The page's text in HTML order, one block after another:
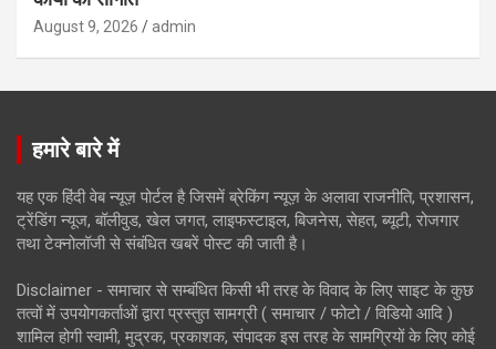
August 9, 2026 admin
हमारे बारे में
यह एक हिंदी वेब न्यूज़ पोर्टल है जिसमें ब्रेकिंग न्यूज़ के अलावा राजनीति, प्रशासन,
ट्रेंडिंग न्यूज, बॉलीवुड, खेल जगत, लाइफस्टाइल, बिजनेस, सेहत, ब्यूटी, रोजगार
तथा टेक्नोलॉजी से संबंधित खबरें पोस्ट की जाती है।
Disclaimer - समाचार से सम्बंधित किसी भी तरह के विवाद के लिए साइट के कुछ
तत्वों में उपयोगकर्ताओं द्वारा प्रस्तुत सामग्री ( समाचार / फोटो / विडियो आदि )
शामिल होगी स्वामी, मुद्रक, प्रकाशक, संपादक इस तरह के सामग्रियों के लिए कोई